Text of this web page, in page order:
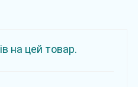
на цей товар.